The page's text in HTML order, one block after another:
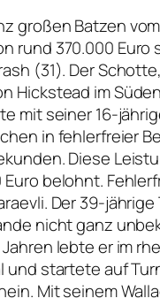
großen Batzen
rund 370.000
(31). Der
Hickstead im
mit seiner 16-
in fehlerfreier
Diese
Euro belohnt.
Der 39-
nicht ganz
lebte er im
und startete auf
Mit seinem